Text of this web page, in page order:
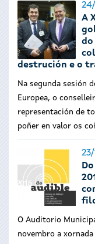
A
do
destrución e o
Na segunda sesión
Europea, o
representación de
poñer en valor os
O Auditorio
novembro a